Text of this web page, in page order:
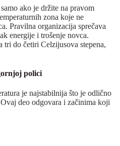
ako je držite na pravom
zona koje ne
Pravilna organizacija sprečava
energije i trošenje novca.
tri do četiri Celzijusova stepena,
polici
je najstabilnija što je odlično
deo odgovara i začinima koji